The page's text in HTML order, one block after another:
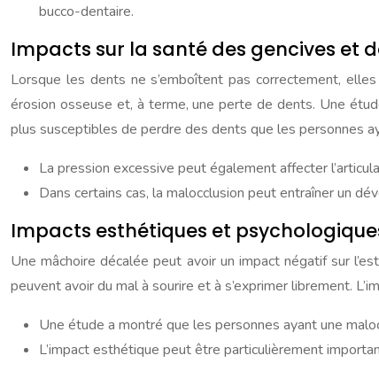
bucco-dentaire.
Impacts sur la santé des gencives et
Lorsque les dents ne s’emboîtent pas correctement,
érosion osseuse et, à terme, une perte de dents. Une
plus susceptibles de perdre des dents que les personnes
La pression excessive peut également affecter
Dans certains cas, la malocclusion peut entraîner un
Impacts esthétiques et
Une mâchoire décalée peut avoir un impact négatif sur
peuvent avoir du mal à sourire et à s’exprimer librement.
Une étude a montré que les personnes ayant une
L’impact esthétique peut être particulièrement